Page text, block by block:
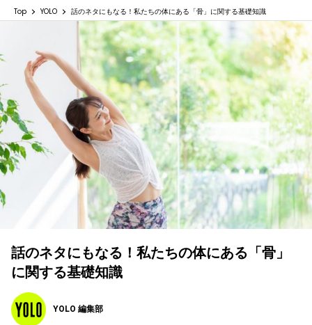
Top YOLO 話のネタにもなる！私たちの体にある「骨」に関する基礎知識
話のネタにもなる！私たちの体にある「骨」
に関する基礎知識
YOLO 編集部